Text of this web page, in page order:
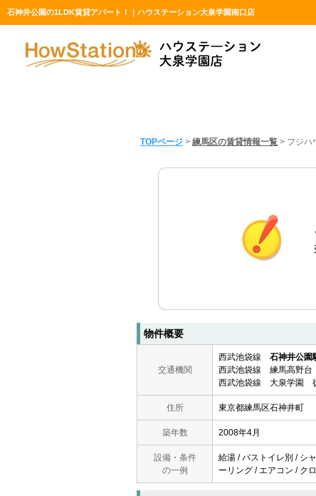
石神井公園の1LDK賃貸アパート！｜ハウステーション大泉学園南口店
TOPページ > 練馬区の賃貸情報一覧 > フジハ
物件概要
交通機関
西武池袋線 石神井公園
西武池袋線 練馬高野
西武池袋線 大泉学園
住所 東京都練馬区石神井町
築年数 2008年4月
設備・条件
の一例
給湯 / バストイレ別 / シ
ーリング / エアコン / ク